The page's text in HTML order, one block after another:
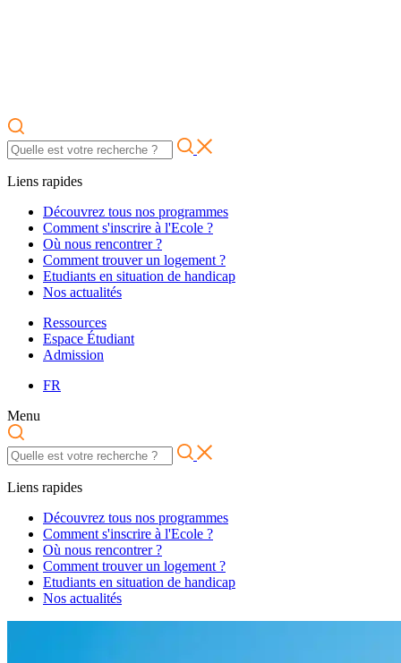
Liens rapides
Découvrez tous nos programmes
Comment s'inscrire à l'Ecole ?
Où nous rencontrer ?
Comment trouver un logement ?
Etudiants en situation de handicap
Nos actualités
Ressources
Espace Étudiant
Admission
FR
Menu
Liens rapides
Découvrez tous nos programmes
Comment s'inscrire à l'Ecole ?
Où nous rencontrer ?
Comment trouver un logement ?
Etudiants en situation de handicap
Nos actualités